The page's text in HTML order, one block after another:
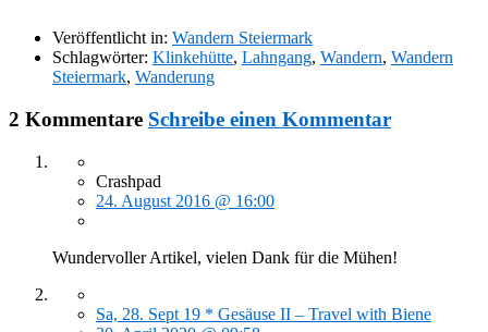
Veröffentlicht in: Wandern Steiermark
Schlagwörter: Klinkehütte, Lahngang, Wandern, Wandern
Steiermark, Wanderung
2 Kommentare Schreibe einen Kommentar
Crashpad
24. August 2016 @ 16:00
Wundervoller Artikel, vielen Dank für die Mühen!
Sa, 28. Sept 19 * Gesäuse II – Travel with Biene